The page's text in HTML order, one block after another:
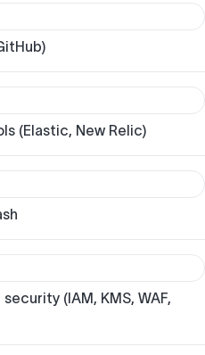
(Elastic, New Relic)
(IAM, KMS, WAF,